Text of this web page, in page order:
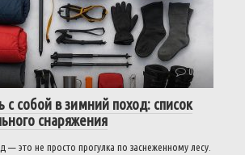
0
с собой в зимний поход: список
снаряжения
— это не просто прогулка по заснеженному лесу.